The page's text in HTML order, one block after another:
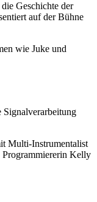
Geschichte der
auf der Bühne
wie Juke und
Signalverarbeitung
Multi-Instrumentalist
Programmiererin Kelly